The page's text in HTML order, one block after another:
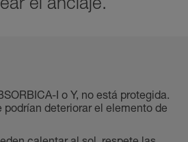
el anclaje.
I o Y, no está protegida.
deteriorar el elemento de